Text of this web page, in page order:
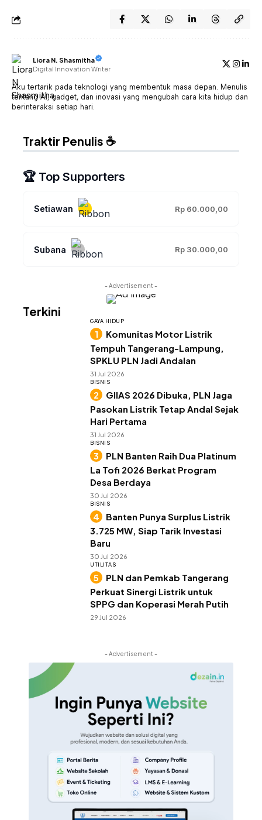
Liora N. Shasmitha
Digital Innovation Writer
Aku tertarik pada teknologi yang membentuk masa depan. Menulis
tentang AI, gadget, dan inovasi yang mengubah cara kita hidup dan
berinteraksi setiap hari.
Traktir Penulis ☕
🏆 Top Supporters
Setiawan Rp 60.000,00
Subana Rp 30.000,00
- Advertisement -
Terkini
GAYA HIDUP
Komunitas Motor Listrik
Tempuh Tangerang-Lampung,
SPKLU PLN Jadi Andalan
31 Jul 2026
BISNIS
GIIAS 2026 Dibuka, PLN Jaga
Pasokan Listrik Tetap Andal Sejak
Hari Pertama
31 Jul 2026
BISNIS
PLN Banten Raih Dua Platinum
La Tofi 2026 Berkat Program
Desa Berdaya
30 Jul 2026
BISNIS
Banten Punya Surplus Listrik
3.725 MW, Siap Tarik Investasi
Baru
30 Jul 2026
UTILITAS
PLN dan Pemkab Tangerang
Perkuat Sinergi Listrik untuk
SPPG dan Koperasi Merah Putih
29 Jul 2026
- Advertisement -